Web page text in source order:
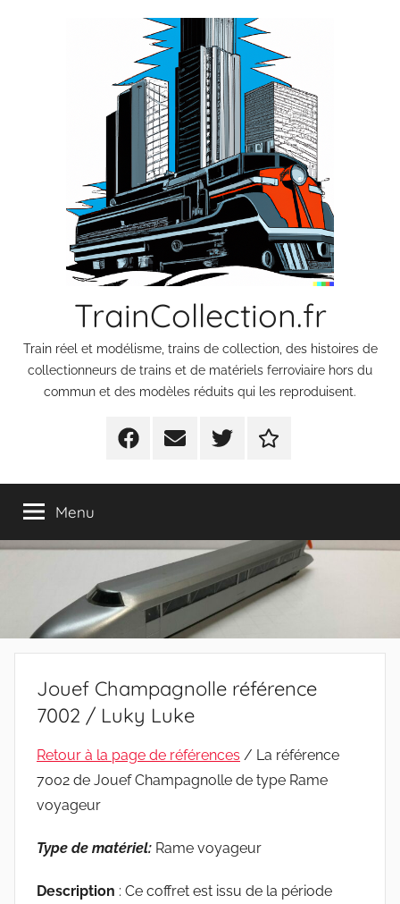
TrainCollection.fr
Train réel et modélisme, trains de collection, des histoires de
collectionneurs de trains et de matériels ferroviaire hors du
commun et des modèles réduits qui les reproduisent.
Facebook
E-
Twitter
Politique
cookies
Menu
Jouef Champagnolle référence
7002 / Luky Luke
Retour à la page de références / La référence
7002 de Jouef Champagnolle de type Rame
voyageur
Type de matériel: Rame voyageur
Description : Ce coffret est issu de la période